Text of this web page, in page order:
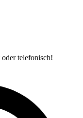
telefonisch!